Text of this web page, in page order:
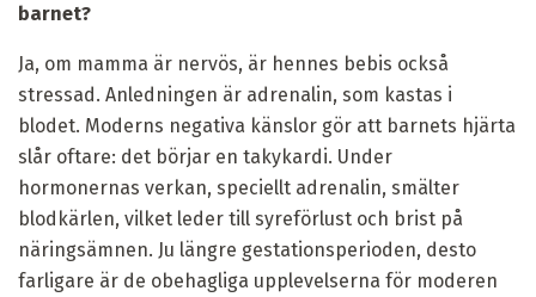
barnet?
Ja, om mamma är nervös, är hennes bebis också
stressad. Anledningen är adrenalin, som kastas i
blodet. Moderns negativa känslor gör att barnets hjärta
slår oftare: det börjar en takykardi. Under
hormonernas verkan, speciellt adrenalin, smälter
blodkärlen, vilket leder till syreförlust och brist på
näringsämnen. Ju längre gestationsperioden, desto
farligare är de obehagliga upplevelserna för moderen